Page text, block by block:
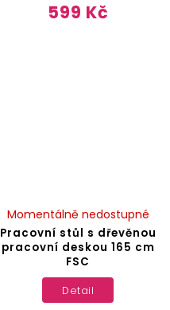
599 Kč
Pracovní stůl s dřevěnou
pracovní deskou 165 cm
FSC
Momentálně nedostupné
Detail